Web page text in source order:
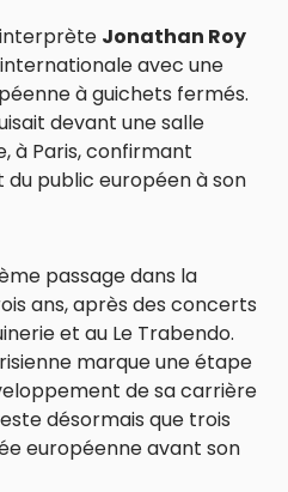
Jonathan Roy
avec une
à guichets fermés.
devant une salle
à Paris, confirmant
du public européen à son
passage dans la
ans, après des concerts
et au Le Trabendo.
marque une étape
de sa carrière
désormais que trois
européenne avant son